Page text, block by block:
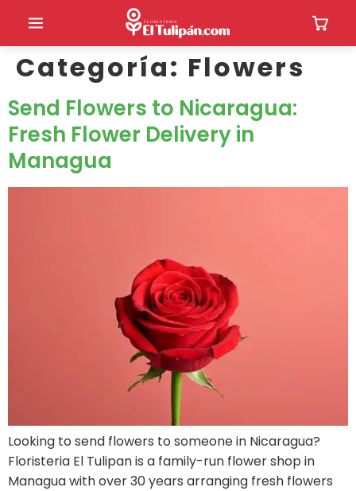
Categoría: Flowers
Send Flowers to Nicaragua:
Fresh Flower Delivery in
Managua
Looking to send flowers to someone in Nicaragua?
Floristeria El Tulipan is a family-run flower shop in
Managua with over 30 years arranging fresh flowers